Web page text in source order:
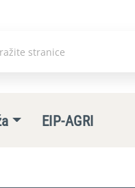
EIP-AGRI